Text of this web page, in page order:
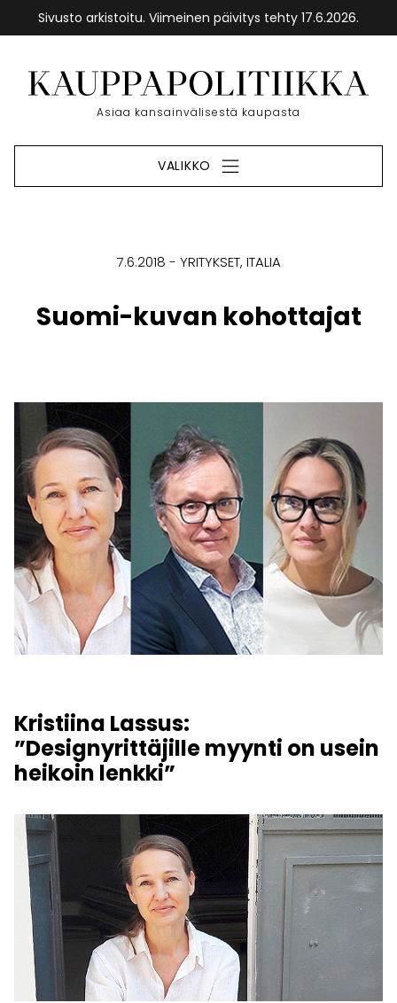
Sivusto arkistoitu. Viimeinen päivitys tehty 17.6.2026.
sisältöön
Etusivu
Asiaa kansainvälisestä kaupasta
VALIKKO
7.6.2018 YRITYKSET ITALIA
Suomi-kuvan kohottajat
Kristiina Lassus:
”Designyrittäjille myynti on usein
heikoin lenkki”